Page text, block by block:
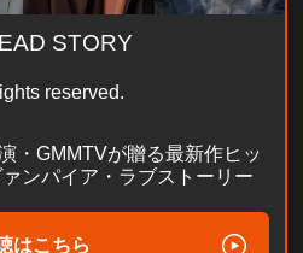
STORY
reserved.
・GMMTVが贈る最新作ヒッ
ンパイア・ラブストーリー
はこちら